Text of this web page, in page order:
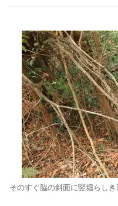
そのすぐ脇の斜面に竪堀らし